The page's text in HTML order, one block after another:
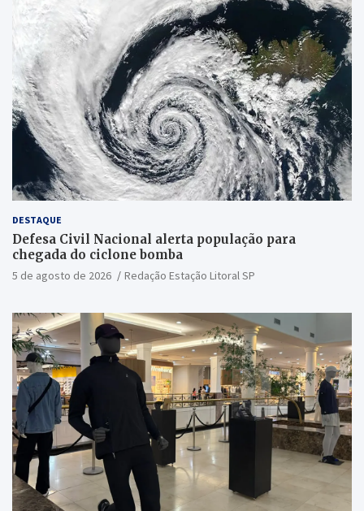
DESTAQUE
Defesa Civil Nacional alerta população para
chegada do ciclone bomba
5 de agosto de 2026 Redação Estação Litoral SP